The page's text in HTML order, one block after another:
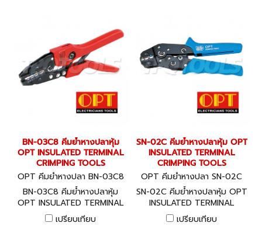
BN-03C8 คีมย้ำหางปลาหุ้ม
OPT INSULATED TERMINAL
CRIMPING TOOLS
OPT คีมย้ำหางปลา BN-03C8
BN-03C8 คีมย้ำหางปลาหุ้ม
OPT INSULATED TERMINAL
CRIMPING TOOLS
เปรียบเทียบ
SN-02C คีมย้ำหางปลาหุ้ม OPT
INSULATED TERMINAL
CRIMPING TOOLS
OPT คีมย้ำหางปลา SN-02C
SN-02C คีมย้ำหางปลาหุ้ม OPT
INSULATED TERMINAL
CRIMPING TOOLS
เปรียบเทียบ